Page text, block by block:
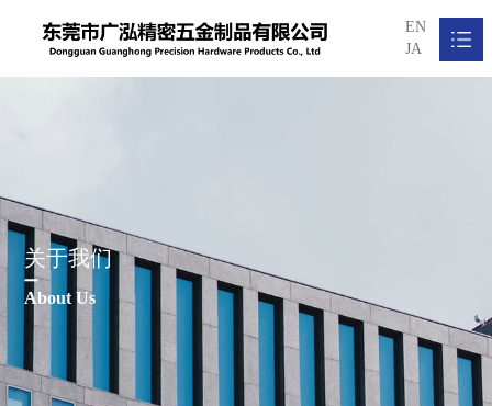
EN
JA
产品中心
新闻资讯
加入我们
联系我们 
关于我们
About Us